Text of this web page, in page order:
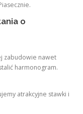
o
zabudowie nawet
harmonogram.
atrakcyjne stawki i